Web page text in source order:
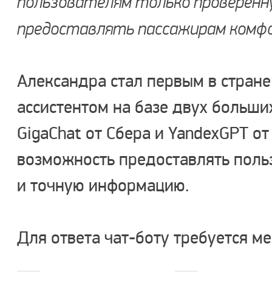
предоставлять пассажирам
Александра стал первым в
ассистентом на базе двух
GigaChat от Сбера и YandexGPT
возможность предоставлять
и точную информацию.
Для ответа чат-боту требуется